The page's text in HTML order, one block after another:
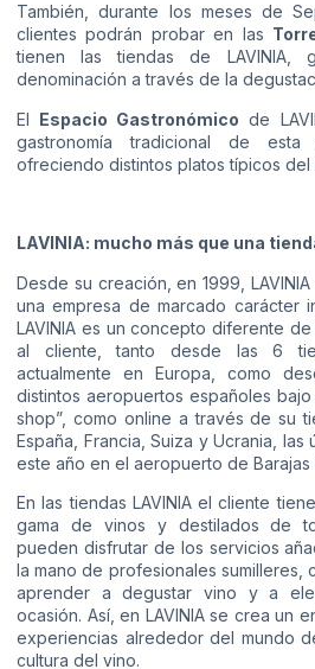
También, durante los meses de
clientes podrán probar en las
tienen las tiendas de LAVINIA,
denominación a través de la
El Espacio Gastronómico de
gastronomía tradicional de
ofreciendo distintos platos típicos del
LAVINIA: mucho más que una
Desde su creación, en 1999,
una empresa de marcado carácter
LAVINIA es un concepto diferente
al cliente, tanto desde las 6
actualmente en Europa, como
distintos aeropuertos españoles
shop”, como online a través de su
España, Francia, Suiza y Ucrania, las
este año en el aeropuerto de Barajas
En las tiendas LAVINIA el cliente
gama de vinos y destilados de
pueden disfrutar de los servicios
la mano de profesionales sumilleres,
aprender a degustar vino y a
ocasión. Así, en LAVINIA se crea un
experiencias alrededor del mundo
cultura del vino.